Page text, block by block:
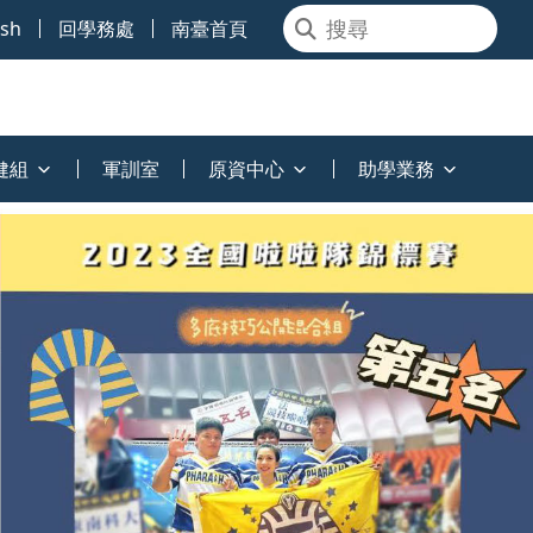
回學務處 南臺首頁
組 軍訓室 原資中心 助學業務